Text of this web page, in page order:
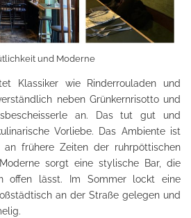
und Moderne
Klassiker wie Rinderrouladen und
neben Grünkernrisotto und
an. Das tut gut und
Vorliebe. Das Ambiente ist
frühere Zeiten der ruhrpöttischen
sorgt eine stylische Bar, die
offen lässt. Im Sommer lockt eine
an der Straße gelegen und